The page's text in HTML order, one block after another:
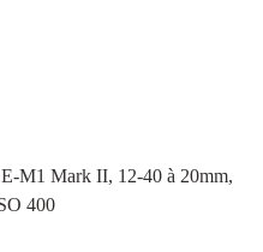
M1 Mark II, 12-40 à 20mm,
400